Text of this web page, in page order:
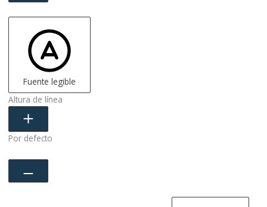
Fuente legible
Altura de línea
Por defecto